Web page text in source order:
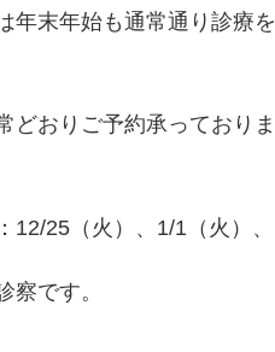
年末年始も通常通り診療
どおりご予約承っており
12/25（火）、1/1（火）、
です。